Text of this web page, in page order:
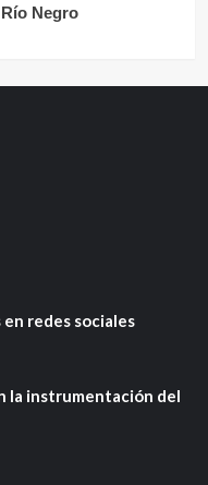
Negro
redes sociales
la instrumentación del